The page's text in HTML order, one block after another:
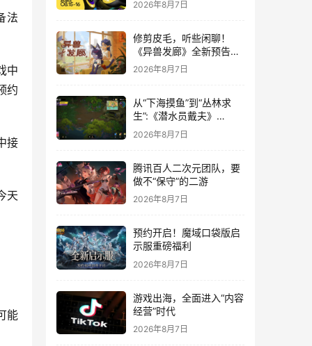
法
中
约
接
天
能
2026年8月7日
修剪皮毛，听些闲聊！
《异兽发廊》全新预告与
Steam免费试玩公开
2026年8月7日
从“下海摸鱼”到“丛林求
生”:《潜水员戴夫》
DLC《丛林》移动端定档
8月14日
2026年8月7日
腾讯百人二次元团队，要
做不“保守”的二游
2026年8月7日
预约开启！魔域口袋版启
示服重磅福利
2026年8月7日
游戏出海，全面进入“内容
经营”时代
2026年8月7日